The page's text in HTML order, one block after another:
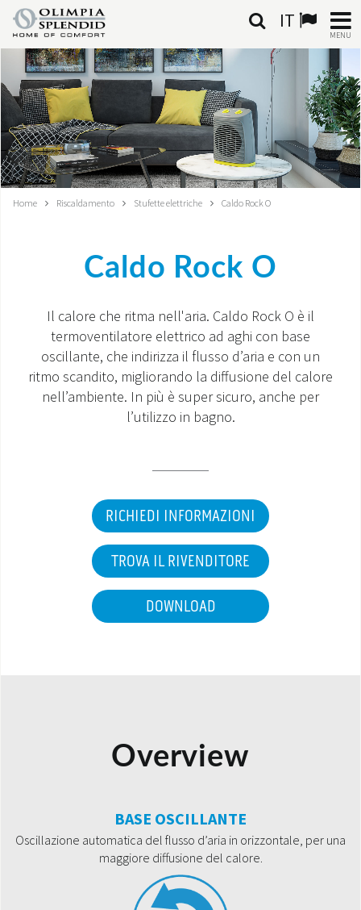
IT
MENU
ITALIANO
HOME
CLIMATIZZAZIONE
RISCALDAMENTO
SISTEMI INTEGRATI
MONDO OS
CENTRI ASSISTENZA E RICAMBI
Home Riscaldamento Stufette elettriche Caldo Rock O
Caldo Rock O
Il calore che ritma nell'aria. Caldo Rock O è il
termoventilatore elettrico ad aghi con base
oscillante, che indirizza il flusso d’aria e con un
ritmo scandito, migliorando la diffusione del calore
nell’ambiente. In più è super sicuro, anche per
l’utilizzo in bagno.
RICHIEDI INFORMAZIONI
TROVA IL RIVENDITORE
DOWNLOAD
Overview
BASE OSCILLANTE
Oscillazione automatica del flusso d’aria in orizzontale, per una
maggiore diffusione del calore.